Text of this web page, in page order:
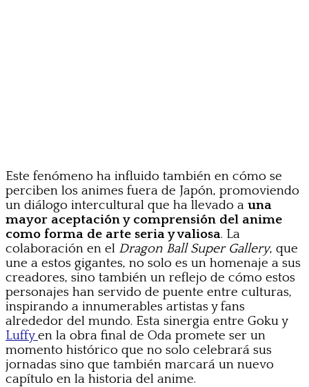
Este fenómeno ha influido también en cómo se
perciben los animes fuera de Japón, promoviendo
un diálogo intercultural que ha llevado a una
mayor aceptación y comprensión del anime
como forma de arte seria y valiosa. La
colaboración en el Dragon Ball Super Gallery, que
une a estos gigantes, no solo es un homenaje a sus
creadores, sino también un reflejo de cómo estos
personajes han servido de puente entre culturas,
inspirando a innumerables artistas y fans
alrededor del mundo. Esta sinergia entre Goku y
Luffyen la obra final de Oda promete ser un
momento histórico que no solo celebrará sus
jornadas sino que también marcará un nuevo
capítulo en la historia del anime.